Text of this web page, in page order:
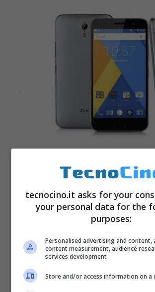
tecnocino.it asks for your
your personal data for the
purposes:
Personalised advertising and content,
content measurement, audience
services development
Store and/or access information on a